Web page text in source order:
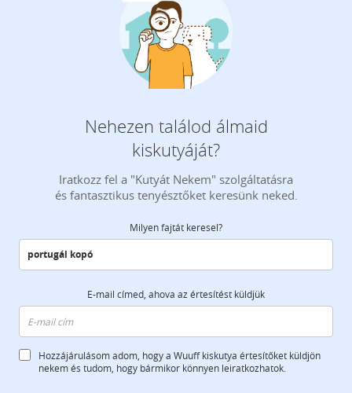
Nehezen találod álmaid
kiskutyáját?
Iratkozz fel a "Kutyát Nekem" szolgáltatásra
és fantasztikus tenyésztőket keresünk neked.
Milyen fajtát keresel?
E-mail címed, ahova az értesítést küldjük
Hozzájárulásom adom, hogy a Wuuff kiskutya értesítőket küldjön
nekem és tudom, hogy bármikor könnyen leiratkozhatok.